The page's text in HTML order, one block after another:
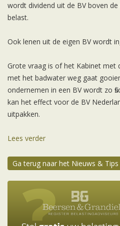
wordt dividend uit de BV boven
belast.
Ook lenen uit de eigen BV wordt
Grote vraag is of het Kabinet met
met het badwater weg gaat
ondernemen in een BV wordt zo
kan het effect voor de BV
uitpakken.
Lees verder
Ga terug naar het Nieuws &